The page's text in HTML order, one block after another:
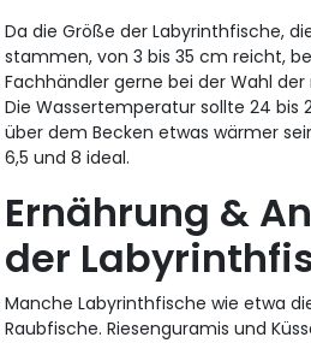
Da die Größe der Labyrinthfische,
stammen, von 3 bis 35 cm reicht,
Fachhändler gerne bei der Wahl
Die Wassertemperatur sollte 24 bis
über dem Becken etwas wärmer
6,5 und 8 ideal.
Ernährung &
der
Manche Labyrinthfische wie etwa
Raubfische. Riesenguramis und